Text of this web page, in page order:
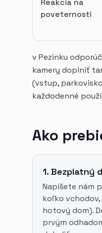
Reakcia na
poveternosti
v Pezinku
kamery doplniť
(vstup,
každodenné
Ako
1. Bezplatný
Napíšete nám
koľko
hotový dom).
prvým